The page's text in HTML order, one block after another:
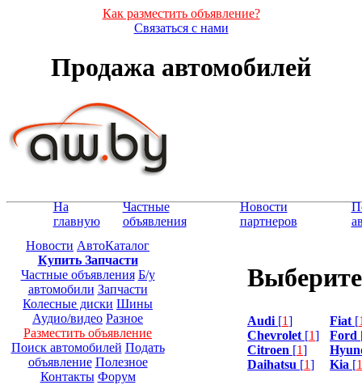
Как разместить объявление?
Связаться с нами
Продажа автомобилей
На
главную
Частные
объявления
Новости
партнеров
Новости АвтоКаталог
Купить Запчасти
Частные объявления Б/у
автомобили Запчасти
Колесные диски Шины
Аудио/видео Разное
Разместить объявление
Поиск автомобилей Подать
объявление Полезное
Контакты Форум
Audi [1]
Chevrolet [1]
Citroen [1]
Daihatsu [1]
Fiat [
Ford
Kia [1